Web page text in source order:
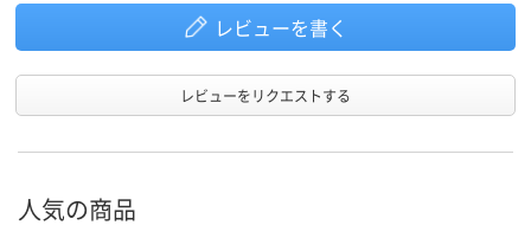
レビューを書く
レビューをリクエストする
人気の商品